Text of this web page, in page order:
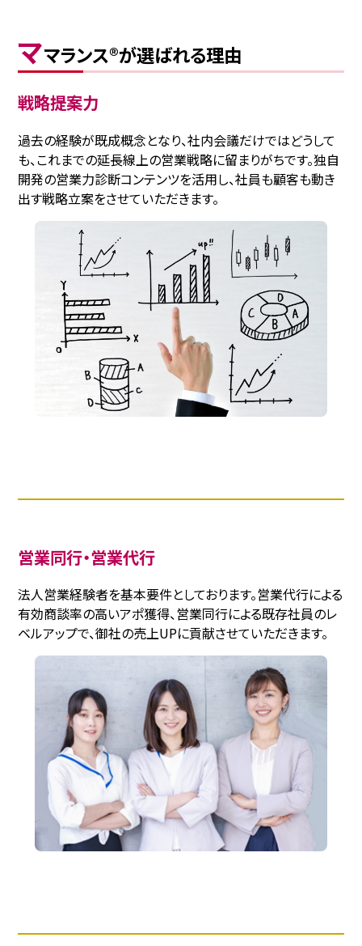
ママランス®が選ばれる理由
戦略提案力
過去の経験が既成概念となり、社内会議だけではどうして
も、これまでの延長線上の営業戦略に留まりがちです。独⾃
開発の営業⼒診断コンテンツを活用し、社員も顧客も動き
出す戦略立案をさせていただきます。
営業同行・営業代行
法人営業経験者を基本要件としております。営業代行による
有効商談率の高いアポ獲得、営業同行による既存社員のレ
ベルアップで、御社の売上UPに貢献させていただきます。